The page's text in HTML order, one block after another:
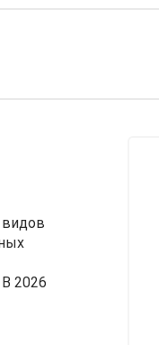
видов
2026